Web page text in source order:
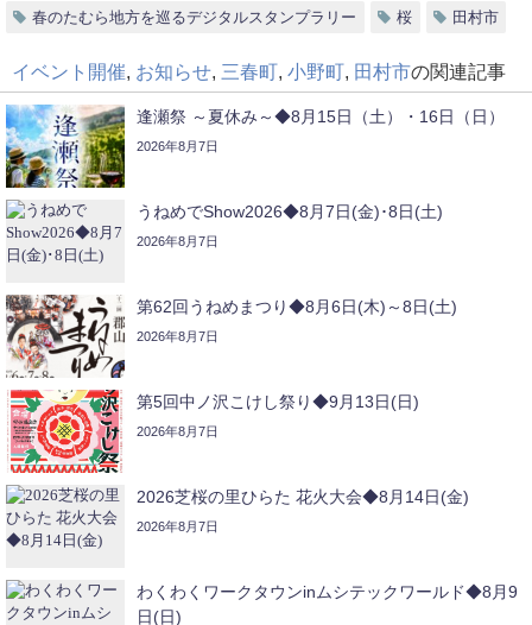
春のたむら地方を巡るデジタルスタンプラリー 桜 田村市
イベント開催 お知らせ 三春町 小野町 田村市の関連記事
逢瀬祭 ～夏休み～◆8月15日（土）・16日（日）
2026年8月7日
うねめでShow2026◆8月7日(金)･8日(土)
2026年8月7日
第62回うねめまつり◆8月6日(木)～8日(土)
2026年8月7日
第5回中ノ沢こけし祭り◆9月13日(日)
2026年8月7日
2026芝桜の里ひらた 花火大会◆8月14日(金)
2026年8月7日
わくわくワークタウンinムシテックワールド◆8月9
日(日)